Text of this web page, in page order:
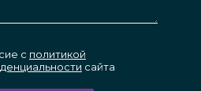
с политикой
сайта